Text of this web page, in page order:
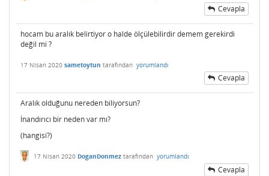
Cevapla
hocam bu aralık belirtiyor o halde ölçülebilirdir demem gerekirdi
değil mi ?
17 Nisan 2020 sametoytun tarafından yorumlandı
Cevapla
Aralık olduğunu nereden biliyorsun?
İnandırıcı bir neden var mı?
(hangisi?)
17 Nisan 2020 DoganDonmez tarafından yorumlandı
Cevapla